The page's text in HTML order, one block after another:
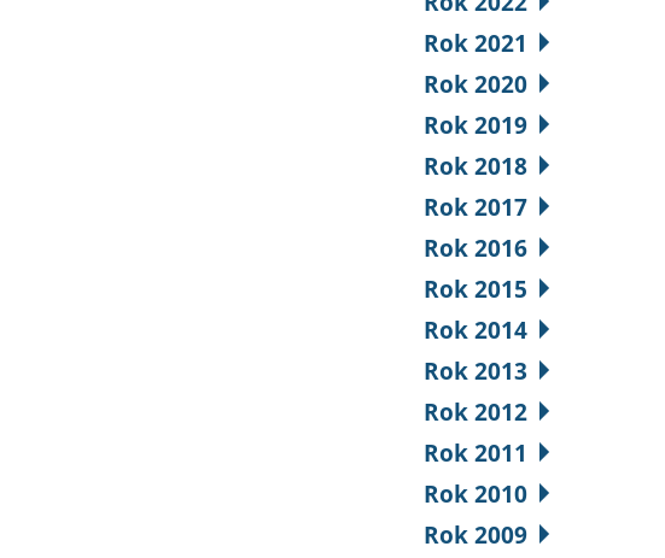
Rok 2021
Rok 2020
Rok 2019
Rok 2018
Rok 2017
Rok 2016
Rok 2015
Rok 2014
Rok 2013
Rok 2012
Rok 2011
Rok 2010
Rok 2009